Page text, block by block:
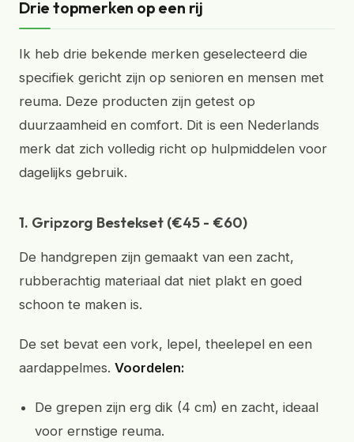
Drie topmerken op een rij
Ik heb drie bekende merken geselecteerd die
specifiek gericht zijn op senioren en mensen met
reuma. Deze producten zijn getest op
duurzaamheid en comfort. Dit is een Nederlands
merk dat zich volledig richt op hulpmiddelen voor
dagelijks gebruik.
1. Gripzorg Bestekset (€45 - €60)
De handgrepen zijn gemaakt van een zacht,
rubberachtig materiaal dat niet plakt en goed
schoon te maken is.
De set bevat een vork, lepel, theelepel en een
aardappelmes. Voordelen:
De grepen zijn erg dik (4 cm) en zacht, ideaal
voor ernstige reuma.